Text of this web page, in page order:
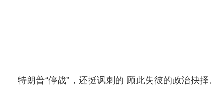
特朗普“停战”，还挺讽刺的 顾此失彼的政治抉